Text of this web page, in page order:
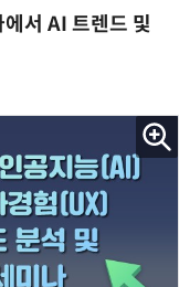
서 AI 트렌드 및